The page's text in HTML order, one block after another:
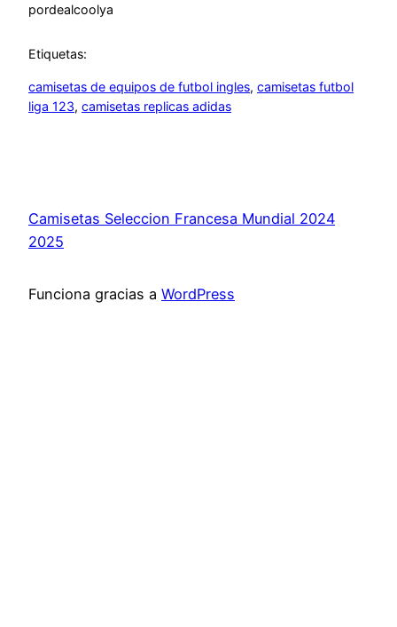
pordealcoolya
Etiquetas:
camisetas de equipos de futbol ingles, camisetas futbol
liga 123, camisetas replicas adidas
Camisetas Seleccion Francesa Mundial 2024
2025
Funciona gracias a WordPress